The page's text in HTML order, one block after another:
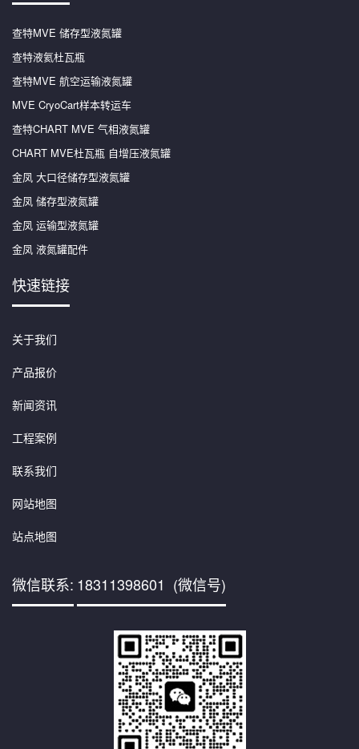
查特MVE 储存型液氮罐
查特液氦杜瓦瓶
查特MVE 航空运输液氮罐
MVE CryoCart样本转运车
查特CHART MVE 气相液氮罐
CHART MVE杜瓦瓶 自增压液氮罐
金凤 大口径储存型液氮罐
金凤 储存型液氮罐
金凤 运输型液氮罐
金凤 液氮罐配件
快速链接
关于我们
产品报价
新闻资讯
工程案例
联系我们
网站地图
站点地图
微信联系: 18311398601 (微信号)